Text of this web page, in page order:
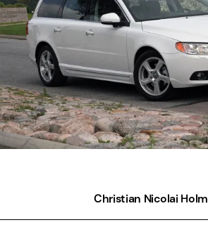
Christian Nicolai Holm